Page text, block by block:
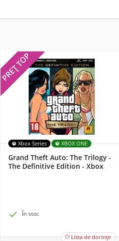
PREȚ TOP
Xbox Series XBOX ONE
Grand Theft Auto: The Trilogy -
The Definitive Edition - Xbox
 În stoc
 Lista de dorințe